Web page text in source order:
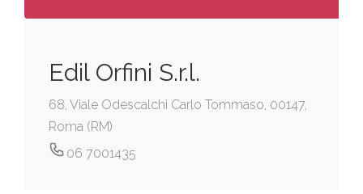
Edil Orfini S.r.l.
68, Viale Odescalchi Carlo Tommaso, 00147,
Roma (RM)
06 7001435